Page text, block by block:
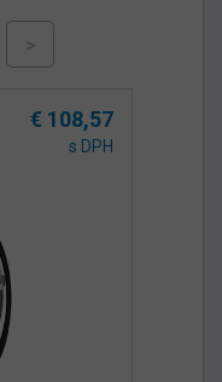
>
€ 108,57
s DPH